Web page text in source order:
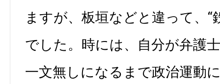
ますが、板垣などと違って、“
でした。時には、自分が弁護
一文無しになるまで政治運動